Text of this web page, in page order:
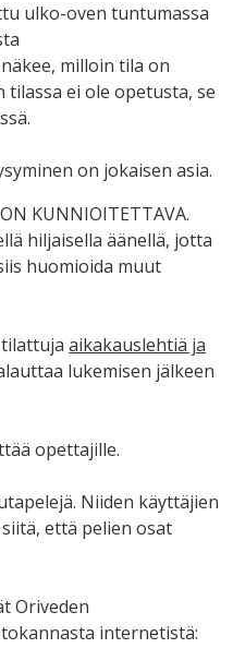
ulko-oven tuntumassa
milloin tila on
tilassa ei ole opetusta, se
on jokaisen asia.
KUNNIOITETTAVA.
hiljaisella äänellä, jotta
huomioida muut
aikakauslehtiä ja
lukemisen jälkeen
opettajille.
Niiden käyttäjien
että pelien osat
Oriveden
internetistä: